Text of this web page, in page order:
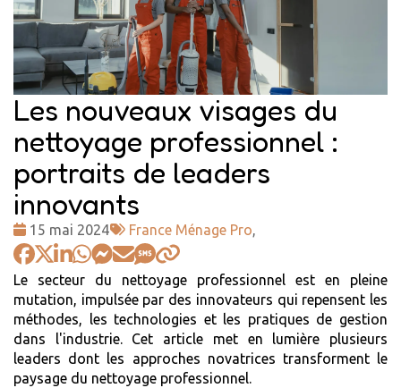
Les nouveaux visages du
nettoyage professionnel :
portraits de leaders
innovants
Date
:
15 mai 2024
Tags
:
France Ménage Pro,
Le secteur du nettoyage professionnel est en pleine
mutation, impulsée par des innovateurs qui repensent les
méthodes, les technologies et les pratiques de gestion
dans l'industrie. Cet article met en lumière plusieurs
leaders dont les approches novatrices transforment le
paysage du nettoyage professionnel.